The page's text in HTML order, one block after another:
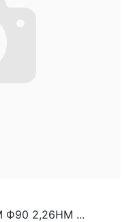
Ф90 2,26НМ ...